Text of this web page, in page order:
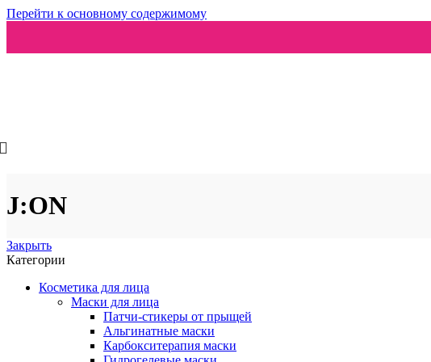
Перейти к основному содержимому
J:ON
Закрыть
Категории
Косметика для лица
Маски для лица
Патчи-стикеры от прыщей
Альгинатные маски
Карбокситерапия маски